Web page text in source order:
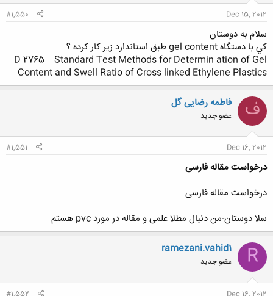
Dec 15, 2012
#1,550
سلام به دوستان
كي با دستگاه gel content طبق استاندارد زير كار كرده ؟
D 2765 – Standard Test Methods for Determin ation of Gel
Content and Swell Ratio of Cross linked Ethylene Plastics
ف فاطمه رضایی گل
عضو جدید
Dec 16, 2012
#1,551
درخواست مقاله فارسی
درخواست مقاله فارسی
سلا دوستان-من دنبال مطلا علمی و مقاله در مورد pvc هستم
R
ramezani.vahid1
عضو جدید